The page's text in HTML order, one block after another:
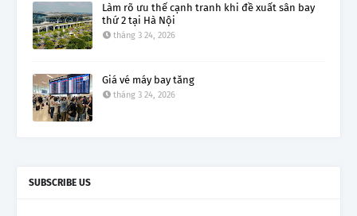
Làm rõ ưu thế cạnh tranh khi đề xuất sân bay
thứ 2 tại Hà Nội
tháng 3 24, 2026
Giá vé máy bay tăng
tháng 3 24, 2026
SUBSCRIBE US